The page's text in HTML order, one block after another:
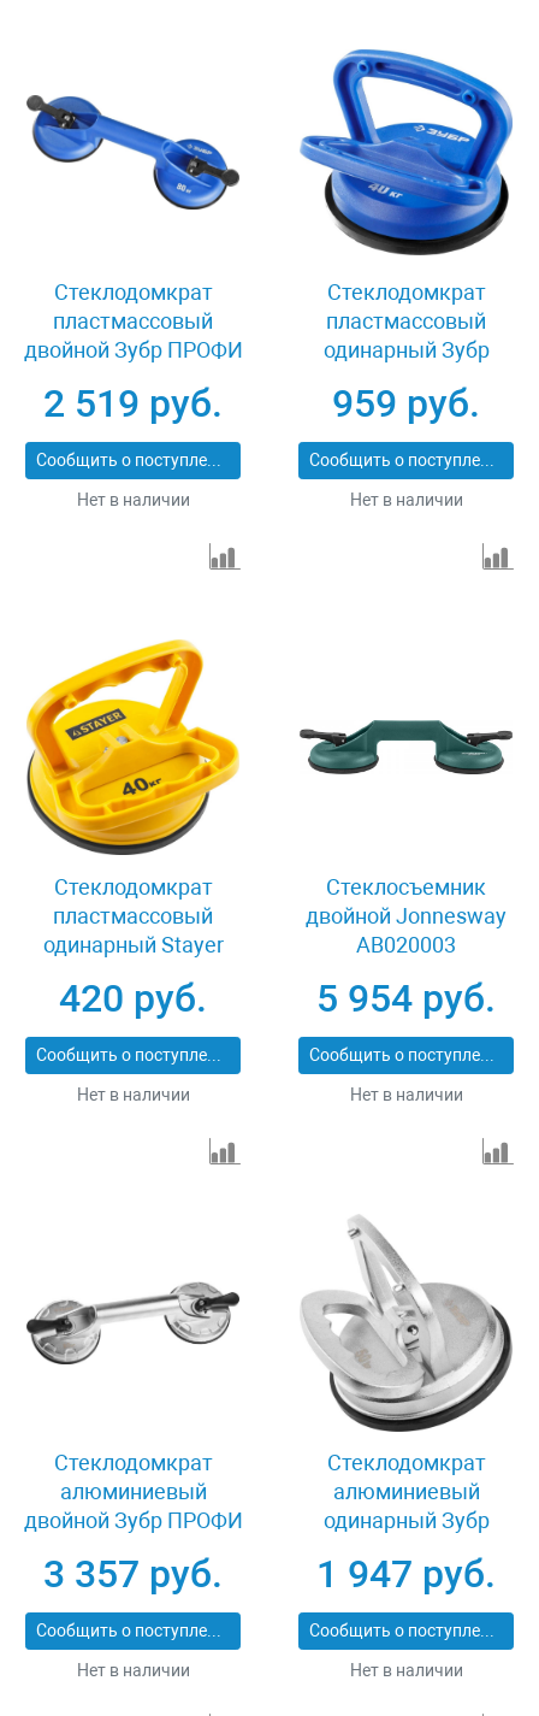
Стеклодомкрат
пластмассовый
двойной Зубр ПРОФИ
2 519 руб.
Сообщить о поступлении
Нет в наличии
Стеклодомкрат
пластмассовый
одинарный Зубр
959 руб.
Сообщить о поступлении
Нет в наличии
Стеклодомкрат
пластмассовый
одинарный Stayer
420 руб.
Сообщить о поступлении
Нет в наличии
Стеклосъемник
двойной Jonnesway
AB020003
5 954 руб.
Сообщить о поступлении
Нет в наличии
Стеклодомкрат
алюминиевый
двойной Зубр ПРОФИ
3 357 руб.
Сообщить о поступлении
Нет в наличии
Стеклодомкрат
алюминиевый
одинарный Зубр
1 947 руб.
Сообщить о поступлении
Нет в наличии